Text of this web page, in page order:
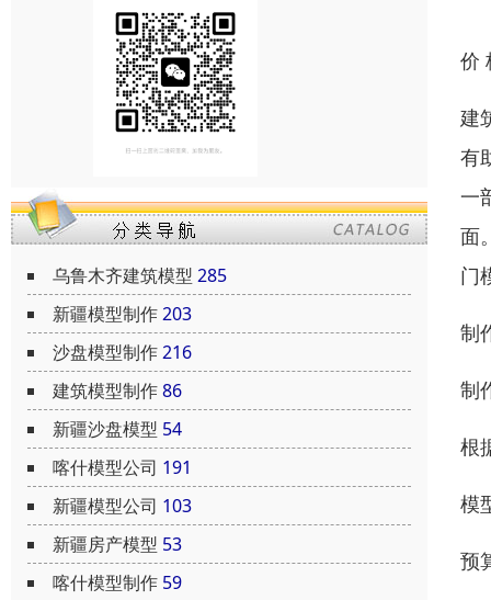
乌鲁木齐建筑模型 285
新疆模型制作203
沙盘模型制作216
建筑模型制作86
新疆沙盘模型 54
喀什模型公司 191
新疆模型公司 103
新疆房产模型 53
喀什模型制作 59
价
建
有
一
面
门
制
制
根
模
预